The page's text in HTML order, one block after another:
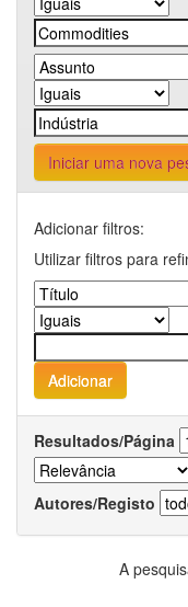
Iniciar uma nova
Adicionar filtros:
Utilizar filtros para
Resultados/Página
Autores/Registo
A